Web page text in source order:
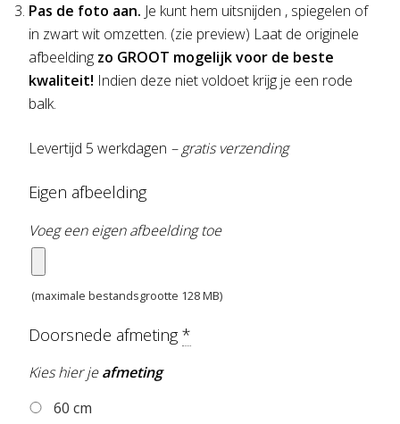
Pas de foto aan. Je kunt hem uitsnijden , spiegelen of
in zwart wit omzetten. (zie preview) Laat de originele
afbeelding zo GROOT mogelijk voor de beste
kwaliteit! Indien deze niet voldoet krijg je een rode
balk.
Levertijd 5 werkdagen – gratis verzending
Eigen afbeelding
Voeg een eigen afbeelding toe
(maximale bestandsgrootte 128 MB)
Doorsnede afmeting*
Kies hier jeafmeting
60 cm